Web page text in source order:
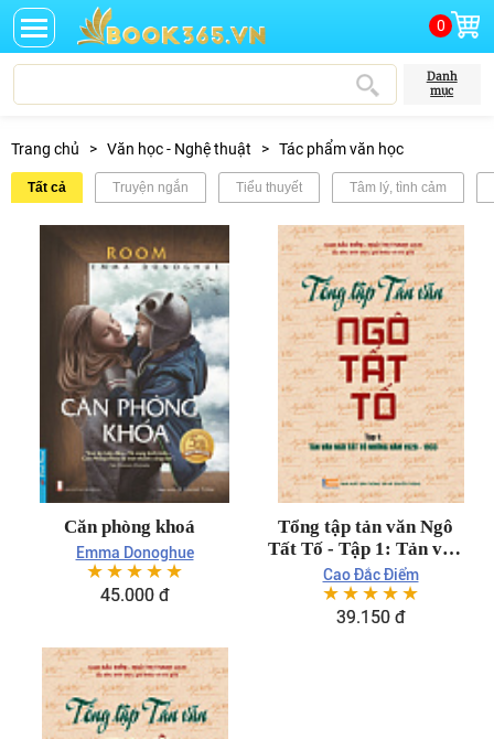
0
Danh
mục
Trang chủ > Văn học - Nghệ thuật > Tác phẩm văn học
Tất cả Truyện ngắn Tiểu thuyết Tâm lý, tình cảm
Căn phòng khoá
Emma Donoghue
☆☆☆☆☆
45.000 đ
Tổng tập tản văn Ngô
Tất Tố - Tập 1: Tản văn
Ngô Tất Tố những năm
1928-1933 - Thời hạn:
12 tháng
Cao Đắc Điểm
☆☆☆☆☆
39.150 đ